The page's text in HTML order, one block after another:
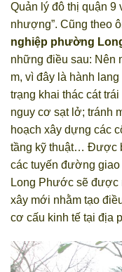
Quản lý đô thị quận 9
nhượng”. Cũng theo
nghiệp phường
những điều sau: Nên
m, vì đây là hành
trạng khai thác cát
nguy cơ sạt lở; tránh
hoạch xây dựng các
tầng kỹ thuật… Được
các tuyến đường
Long Phước sẽ được
xây mới nhằm tạo
cơ cấu kinh tế tại địa